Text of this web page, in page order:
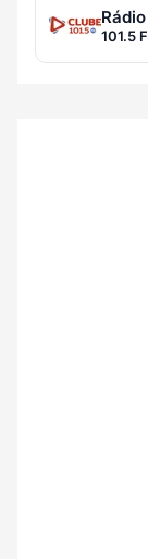
101.5